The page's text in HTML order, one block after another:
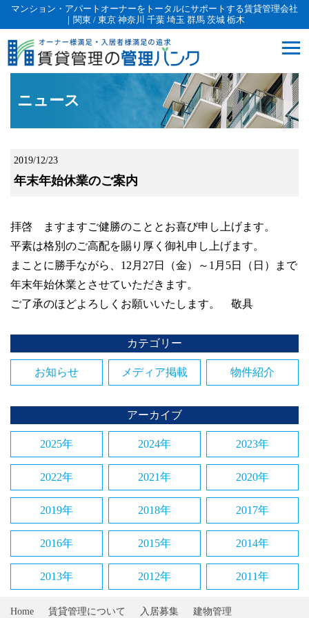
マンション・アパートオーナーをトータルにサポートする賃貸管理会社
｜関東 / 東京 神奈川 千葉 埼玉 群馬 茨城 栃木
ニュース
2019/12/23
年末年始休業のご案内
拝啓 ますますご健勝のこととお喜び申し上げます。
平素は格別のご高配を賜り厚く御礼申し上げます。
まことに勝手ながら、12月27日（金）～1月5日（日）まで
年末年始休業とさせていただきます。
ご了承のほどよろしくお願いいたします。 敬具
カテゴリー
お知らせ メディア掲載 物件紹介
アーカイブ
2025年 2024年 2023年
2022年 2021年 2020年
2019年 2018年 2017年
2016年 2015年 2014年
2013年 2012年 2011年
Home 賃貸管理について 入居募集 建物管理